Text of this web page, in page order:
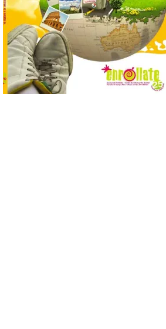
La decimoctava fotografía
de León de…viaje nos llega
desde la sede del
Parlamento Europeo en
Estrasburgo.
7 Ago 2026